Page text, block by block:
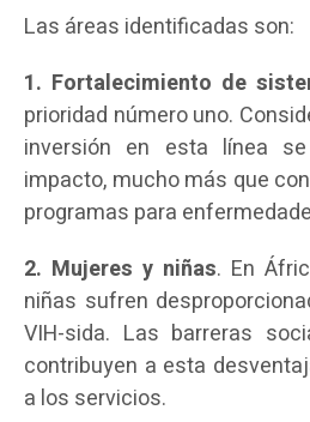
Las áreas identificadas son:
1. Fortalecimiento de
prioridad número uno.
inversión en esta línea
impacto, mucho más que
programas para
2. Mujeres y niñas. En
niñas sufren
VIH-sida. Las barreras
contribuyen a esta
a los servicios.